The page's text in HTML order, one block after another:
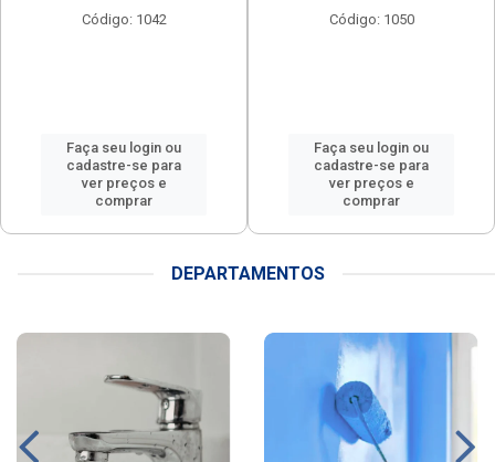
Código: 1042
Faça seu login ou
cadastre-se para
ver preços e
comprar
Código: 1050
Faça seu login ou
cadastre-se para
ver preços e
comprar
DEPARTAMENTOS